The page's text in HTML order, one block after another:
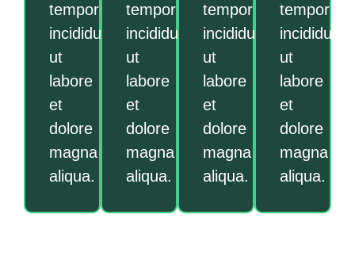
tempor
incididunt
ut
labore
et
dolore
magna
aliqua.
tempor
incididunt
ut
labore
et
dolore
magna
aliqua.
tempor
incididunt
ut
labore
et
dolore
magna
aliqua.
tempor
incididunt
ut
labore
et
dolore
magna
aliqua.